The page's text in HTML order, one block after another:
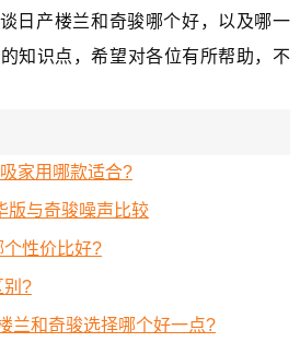
日产楼兰和奇骏哪个好，以及哪一
知识点，希望对各位有所帮助，不
家用哪款适合?
版与奇骏噪声比较
性价比好?
别?
兰和奇骏选择哪个好一点?